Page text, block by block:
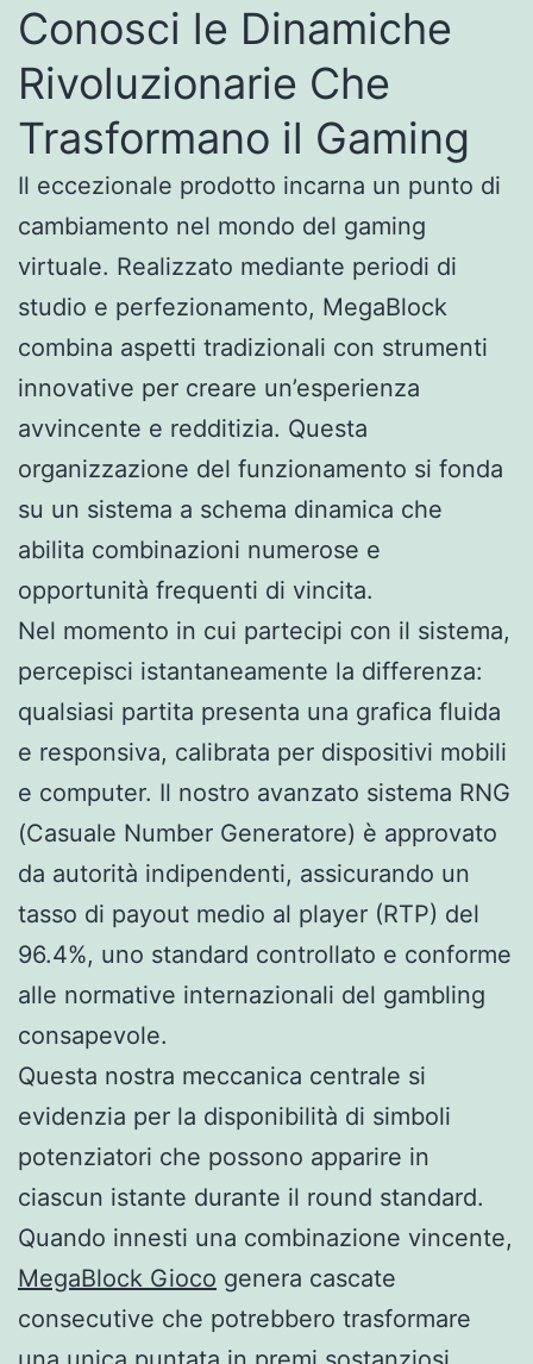
Conosci le Dinamiche
Rivoluzionarie Che
Trasformano il Gaming
Il eccezionale prodotto incarna un punto di
cambiamento nel mondo del gaming
virtuale. Realizzato mediante periodi di
studio e perfezionamento, MegaBlock
combina aspetti tradizionali con strumenti
innovative per creare un’esperienza
avvincente e redditizia. Questa
organizzazione del funzionamento si fonda
su un sistema a schema dinamica che
abilita combinazioni numerose e
opportunità frequenti di vincita.
Nel momento in cui partecipi con il sistema,
percepisci istantaneamente la differenza:
qualsiasi partita presenta una grafica fluida
e responsiva, calibrata per dispositivi mobili
e computer. Il nostro avanzato sistema RNG
(Casuale Number Generatore) è approvato
da autorità indipendenti, assicurando un
tasso di payout medio al player (RTP) del
96.4%, uno standard controllato e conforme
alle normative internazionali del gambling
consapevole.
Questa nostra meccanica centrale si
evidenzia per la disponibilità di simboli
potenziatori che possono apparire in
ciascun istante durante il round standard.
Quando innesti una combinazione vincente,
MegaBlock Gioco genera cascate
consecutive che potrebbero trasformare